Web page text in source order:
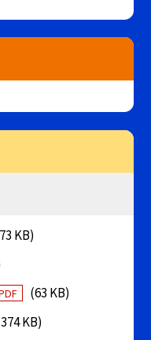
KB)
(63 KB)
KB)